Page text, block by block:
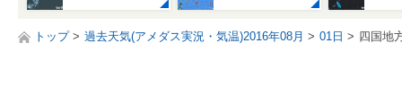
トップ 過去天気(アメダス実況・気温)2016年08月 01日 四国地